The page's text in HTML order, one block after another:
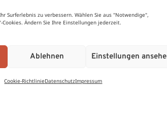
Surferlebnis zu verbessern. Wählen Sie aus "Notwendige",
Ändern Sie Ihre Einstellungen jederzeit.
Ablehnen Einstellungen
Cookie-RichtlinieDatenschutzImpressum
kriterien/
(OS) für Verbraucher: http://